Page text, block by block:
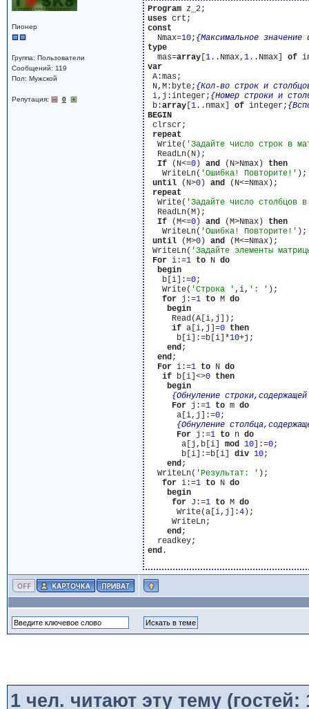
Пионер
Группа: Пользователи
Сообщений: 119
Пол: Мужской
Репутация: 0
Program
uses
const
  Nmax=
10; {Максимальное
type
  mas=
array[ 1..Nmax, 1..Nmax] of
var
A:mas;
N,M:byte; {Кол-во строк и
i,j:integer; {Номер строки и
b:array[ 1..nmax] of integer;
BEGIN
clrscr;
repeat
  Write(
'Задайте число строк в
  ReadLn(N);
If (N<=0) and (N>Nmax) then
   WriteLn(
'Ошибка! Повторите!' );
until (N>0) and (N<=Nmax);
repeat
  Write(
'Задайте число столбцов
  ReadLn(M);
If (M<=0) and (M>Nmax) then
   WriteLn(
'Ошибка! Повторите!' );
until (M>0) and (M<=Nmax);
WriteLn( 'Задайте элементы
For i:=1 to N do
begin
   b[i]:=
0;
   Write(
'Строка ' ,i, ': ' );
for j:=1 to M do
begin
     Read(A[i,j]);
if a[i,j]=0 then
      b[i]:=b[i]*
10+j;
end;
end;
For i:=1 to N do
if b[i]<>0 then
begin
{Обнуление
For j:=1 to m do
      a[i,j]:=
0;
{Обнуление
For j:=1 to n do
       a[j,b[i]
mod 10]:=0;
       b[i]:=b[i]
div 10;
end;
  WriteLn(
'Результат: ' );
for i:=1 to N do
begin
for J:=1 to M do
      Write(a[i,j]:
4);
     WriteLn;
end;
end.
1чел. читают эту тему